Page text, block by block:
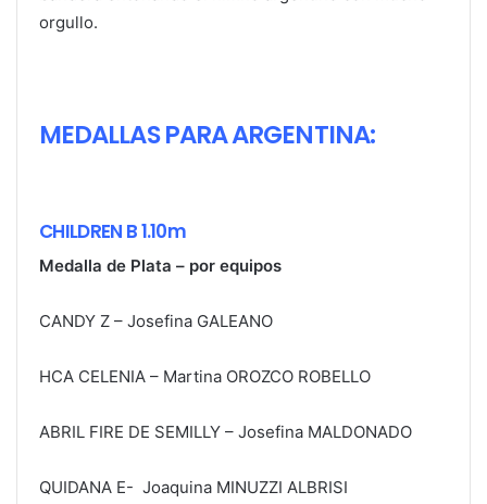
orgullo.
MEDALLAS PARA ARGENTINA:
CHILDREN B 1.10m
Medalla de Plata – por equipos
CANDY Z – Josefina GALEANO
HCA CELENIA – Martina OROZCO ROBELLO
ABRIL FIRE DE SEMILLY – Josefina MALDONADO
QUIDANA E- Joaquina MINUZZI ALBRISI